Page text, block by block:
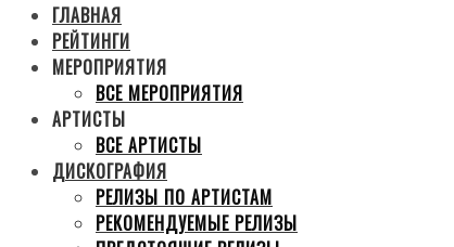
ГЛАВНАЯ
РЕЙТИНГИ
МЕРОПРИЯТИЯ
ВСЕ МЕРОПРИЯТИЯ
АРТИСТЫ
ВСЕ АРТИСТЫ
ДИСКОГРАФИЯ
РЕЛИЗЫ ПО АРТИСТАМ
РЕКОМЕНДУЕМЫЕ РЕЛИЗЫ